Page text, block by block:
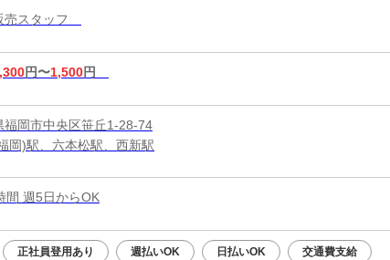
売スタッフ
円〜1,500円
福岡市中央区笹丘1-28-74
岡)駅、六本松駅、西新駅
間 週5日からOK
正社員登用あり 週払いOK 日払いOK 交通費支給